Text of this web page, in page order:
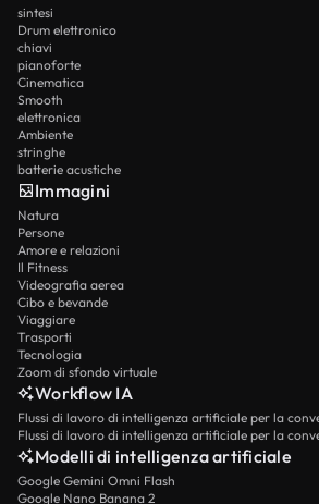
sintesi
Drum elettronico
chiavi
pianoforte
Cinematica
Smooth
elettronica
Ambiente
stringhe
batterie acustiche
Immagini
Natura
Persone
Amore e relazioni
Il Fitness
Videografia aerea
Cibo e bevande
Viaggiare
Trasporti
Tecnologia
Zoom di sfondo virtuale
Workflow IA
Flussi di lavoro di intelligenza artificiale per la
Modelli di intelligenza artificiale
Google Gemini Omni Flash
Google Nano Banana 2